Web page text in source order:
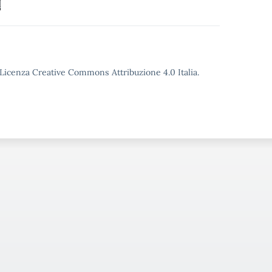
Creative Commons Attribuzione 4.0 Italia.